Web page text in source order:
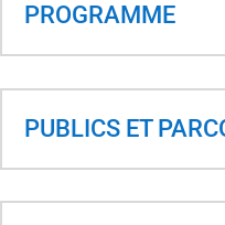
PROGRAMME
PUBLICS ET